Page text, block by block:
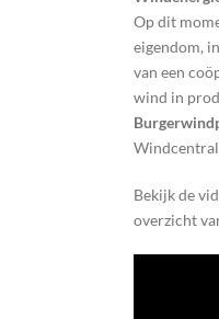
Op dit
eigendom,
van een
wind in
Bekijk de
overzicht